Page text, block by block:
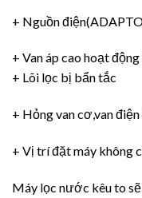
+ Nguồn
+ Van áp cao hoạt
+ Lõi lọc bị bẩn tắc
+ Hỏng van cơ,van
+ Vị trí đặt máy không
Máy lọc nước kêu to